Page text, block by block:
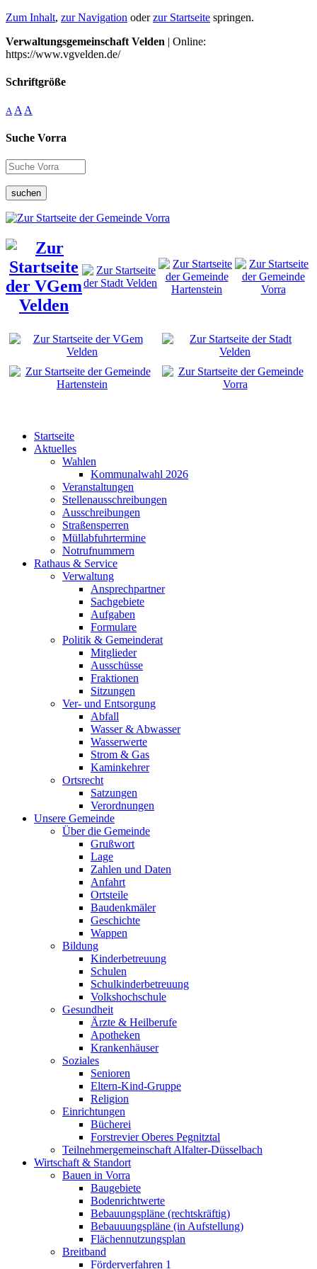
Zum Inhalt, zur Navigation oderzur Startseite springen.
Verwaltungsgemeinschaft Velden | Online:
https://www.vgvelden.de/
Schriftgröße
A A A
Suche Vorra
suchen
Startseite
Aktuelles
Wahlen
Kommunalwahl 2026
Veranstaltungen
Stellenausschreibungen
Ausschreibungen
Straßensperren
Müllabfuhrtermine
Notrufnummern
Rathaus & Service
Verwaltung
Ansprechpartner
Sachgebiete
Aufgaben
Formulare
Politik & Gemeinderat
Mitglieder
Ausschüsse
Fraktionen
Sitzungen
Ver- und Entsorgung
Abfall
Wasser & Abwasser
Wasserwerte
Strom & Gas
Kaminkehrer
Ortsrecht
Satzungen
Verordnungen
Unsere Gemeinde
Über die Gemeinde
Grußwort
Lage
Zahlen und Daten
Anfahrt
Ortsteile
Baudenkmäler
Geschichte
Wappen
Bildung
Kinderbetreuung
Schulen
Schulkinderbetreuung
Volkshochschule
Gesundheit
Ärzte & Heilberufe
Apotheken
Krankenhäuser
Soziales
Senioren
Eltern-Kind-Gruppe
Religion
Einrichtungen
Bücherei
Forstrevier Oberes Pegnitztal
Teilnehmergemeinschaft Alfalter-Düsselbach
Wirtschaft & Standort
Bauen in Vorra
Baugebiete
Bodenrichtwerte
Bebauungspläne (rechtskräftig)
Bebauuungspläne (in Aufstellung)
Flächennutzungsplan
Breitband
Förderverfahren 1